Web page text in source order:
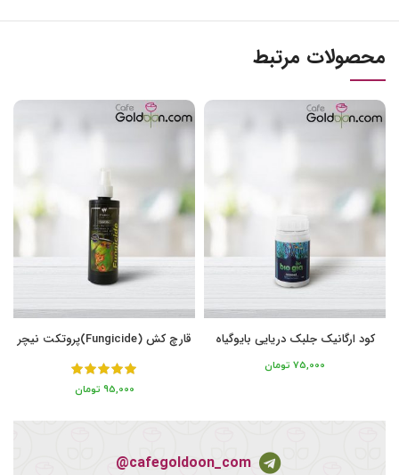
محصولات مرتبط
کود ارگانیک جلبک دریایی بایوگیاه
75,000 تومان
قارچ کش (Fungicide)پروتکت نیچر
95,000 تومان
cafegoldoon_com@